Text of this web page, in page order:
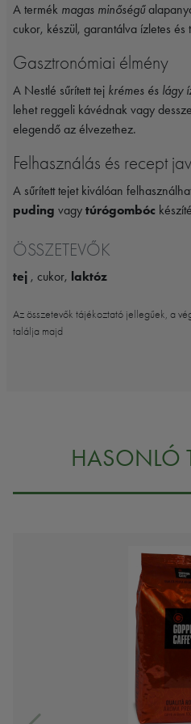
A termék magas minőségű
cukor, készül, garantálva ízletes és
Gasztronómiai élmény
A Nestlé sűrített tej krémes és lágy
lehet reggeli kávédnak vagy
elegendő az élvezethez.
Felhasználás és recept
A sűrített tejet kiválóan
puding vagy túrógombóc
ÖSSZETEVŐK
tej , cukor, laktóz
Az összetevők tájékoztató jellegűek, a
találja majd
HASONLÓ